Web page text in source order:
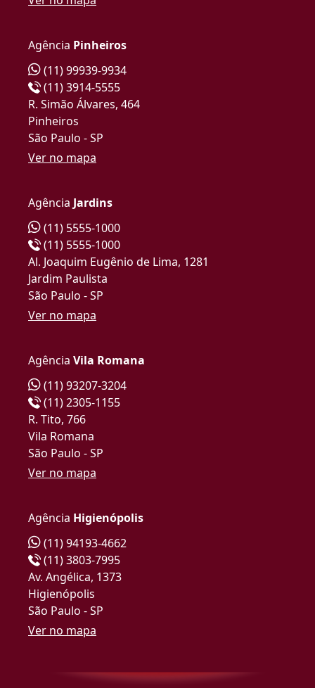
Agência Pinheiros
(11) 99939-9934
(11) 3914-5555
R. Simão Álvares, 464
Pinheiros
São Paulo - SP
Ver no mapa
Agência Jardins
(11) 5555-1000
(11) 5555-1000
Al. Joaquim Eugênio de Lima, 1281
Jardim Paulista
São Paulo - SP
Ver no mapa
Agência Vila Romana
(11) 93207-3204
(11) 2305-1155
R. Tito, 766
Vila Romana
São Paulo - SP
Ver no mapa
Agência Higienópolis
(11) 94193-4662
(11) 3803-7995
Av. Angélica, 1373
Higienópolis
São Paulo - SP
Ver no mapa